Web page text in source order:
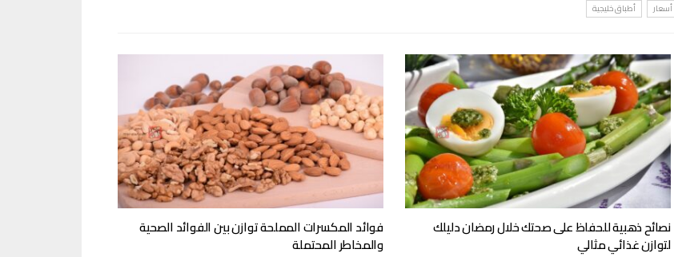
أسعار أطباق خليجية
نصائح ذهبية للحفاظ على صحتك خلال رمضان دليلك
لتوازن غذائي مثالي
فوائد المكسرات المملحة توازن بين الفوائد الصحية
والمخاطر المحتملة